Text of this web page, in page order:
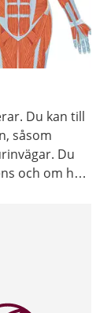
Du kan till
såsom
Du
och om hur